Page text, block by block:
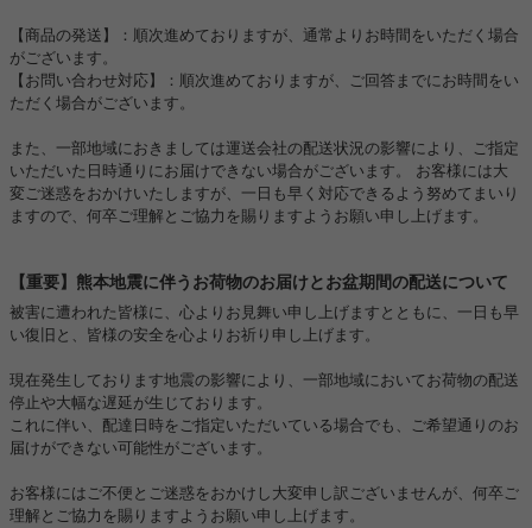
【商品の発送】：順次進めておりますが、通常よりお時間をいただく場合
がございます。
【お問い合わせ対応】：順次進めておりますが、ご回答までにお時間をい
ただく場合がございます。
また、一部地域におきましては運送会社の配送状況の影響により、ご指定
いただいた日時通りにお届けできない場合がございます。 お客様には大
変ご迷惑をおかけいたしますが、一日も早く対応できるよう努めてまいり
ますので、何卒ご理解とご協力を賜りますようお願い申し上げます。
【重要】熊本地震に伴うお荷物のお届けとお盆期間の配送について
被害に遭われた皆様に、心よりお見舞い申し上げますとともに、一日も早
い復旧と、皆様の安全を心よりお祈り申し上げます。
現在発生しております地震の影響により、一部地域においてお荷物の配送
停止や大幅な遅延が生じております。
これに伴い、配達日時をご指定いただいている場合でも、ご希望通りのお
届けができない可能性がございます。
お客様にはご不便とご迷惑をおかけし大変申し訳ございませんが、何卒ご
理解とご協力を賜りますようお願い申し上げます。